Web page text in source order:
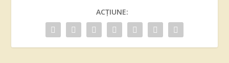
ACȚIUNE: